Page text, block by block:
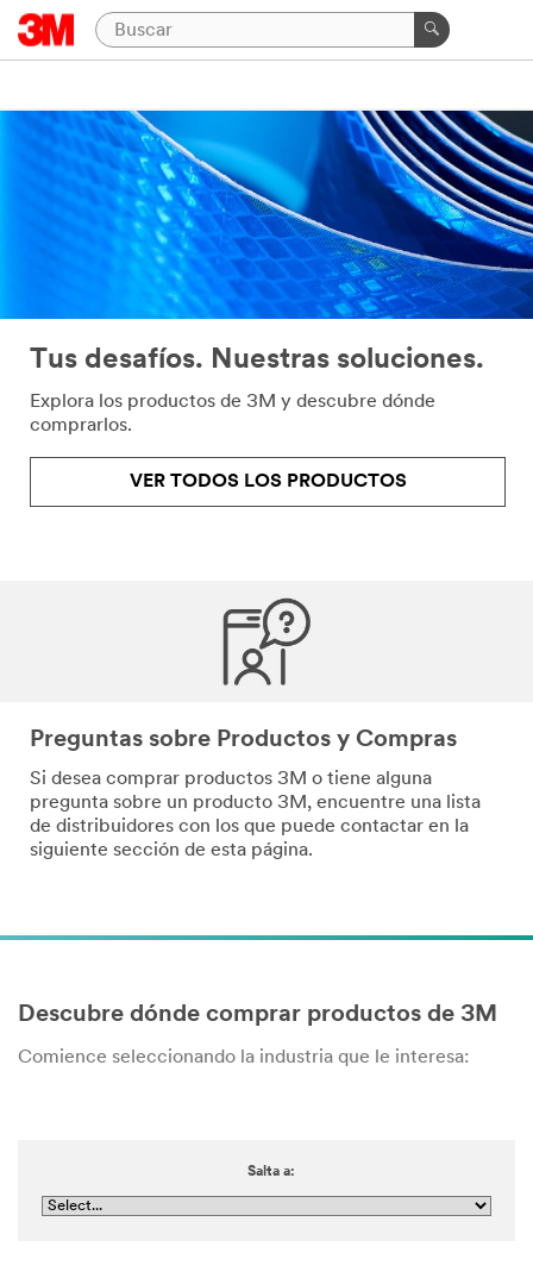
Tus desafíos. Nuestras soluciones.
Explora los productos de 3M y descubre dónde
comprarlos.
VER TODOS LOS PRODUCTOS
Preguntas sobre Productos y Compras
Si desea comprar productos 3M o tiene alguna
pregunta sobre un producto 3M, encuentre una lista
de distribuidores con los que puede contactar en la
siguiente sección de esta página.
Descubre dónde comprar productos de 3M
Comience seleccionando la industria que le interesa:
Salta a: